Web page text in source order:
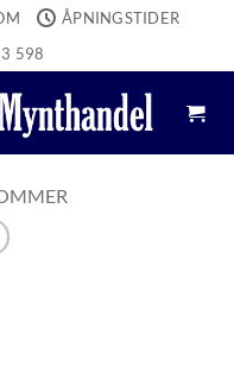
ÅPNINGSTIDER
598